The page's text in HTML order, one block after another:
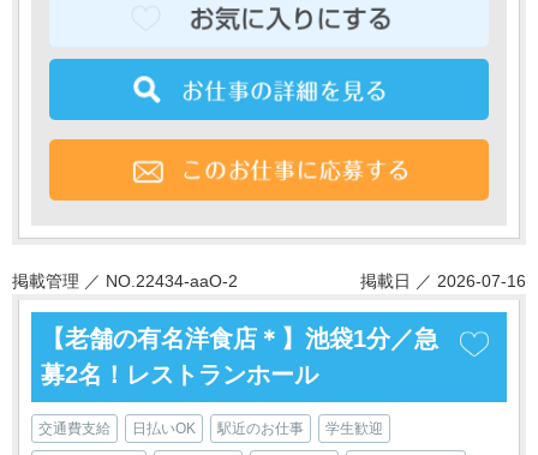
掲載管理 ／ NO.22434-aaO-2 掲載日 ／ 2026-07-16
【老舗の有名洋食店＊】池袋1分／急
募2名！レストランホール
交通費支給 日払いOK 駅近のお仕事 学生歓迎